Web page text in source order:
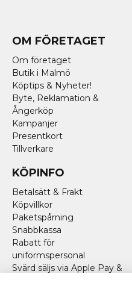
OM FÖRETAGET
Om företaget
Butik i Malmö
Köptips & Nyheter!
Byte, Reklamation &
Ångerköp
Kampanjer
Presentkort
Tillverkare
KÖPINFO
Betalsätt & Frakt
Köpvillkor
Paketspårning
Snabbkassa
Rabatt för
uniformspersonal
Svärd säljs via Apple Pay &